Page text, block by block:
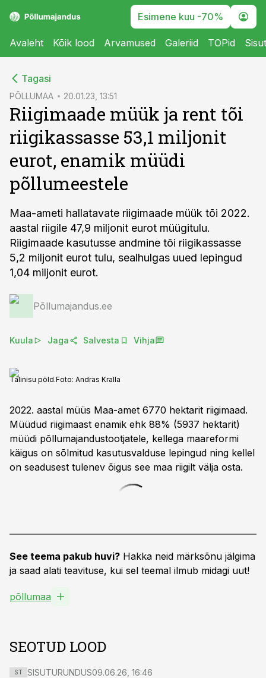
Esimene kuu -70%
Avaleht Kõik lood Arvamused Galeriid TOPid
Tagasi
PÕLLUMAA 20.01.23, 13:51
Riigimaade müük ja rent tõi
riigikassasse 53,1 miljonit
eurot, enamik müüdi
põllumeestele
Maa-ameti hallatavate riigimaade müük tõi 2022.
aastal riigile 47,9 miljonit eurot müügitulu.
Riigimaade kasutusse andmine tõi riigikassasse
5,2 miljonit eurot tulu, sealhulgas uued lepingud
1,04 miljonit eurot.
Põllumajandus.ee
Kuula Jaga Salvesta Vihja
Talinisu põld.Foto: Andras Kralla
2022. aastal müüs Maa-amet 6770 hektarit riigimaad.
Müüdud riigimaast enamik ehk 88% (5937 hektarit)
müüdi põllumajandustootjatele, kellega maareformi
käigus on sõlmitud kasutusvalduse lepingud ning kellel
on seadusest tulenev õigus see maa riigilt välja osta.
See teema pakub huvi? Hakka neid märksõnu jälgima
ja saad alati teavituse, kui sel teemal ilmub midagi uut!
põllumaa
SEOTUD LOOD
ST SISUTURUNDUS09.06.26, 16:46